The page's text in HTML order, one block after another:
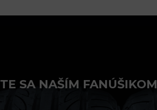
SA NAŠÍM FANÚŠIKOM